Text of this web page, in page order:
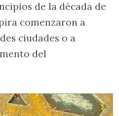
de la década de
comenzaron a
ciudades o a
del